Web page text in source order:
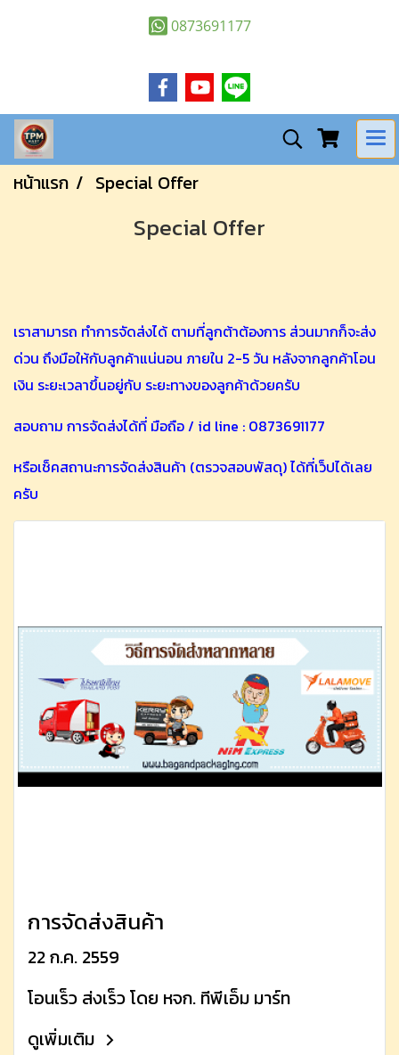
0873691177
หน้าแรก Special Offer
Special Offer
เราสามารถ ทำการจัดส่งได้ ตามที่ลูกต้าต้องการ ส่วนมากก็จะส่ง
ด่วน ถึงมือให้กับลูกค้าแน่นอน ภายใน 2-5 วัน หลังจากลูกค้าโอน
เงิน ระยะเวลาขึ้นอยู่กับ ระยะทางของลูกค้าด้วยครับ
สอบถาม การจัดส่งได้ที่ มือถือ / id line : 0873691177
หรือเช็คสถานะการจัดส่งสินค้า (ตรวจสอบพัสดุ) ได้ที่เว็ปได้เลย
ครับ
การจัดส่งสินค้า
22 ก.ค. 2559
โอนเร็ว ส่งเร็ว โดย หจก. ทีพีเอ็ม มาร์ท
ดูเพิ่มเติม